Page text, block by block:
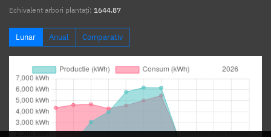
Echivalent arbori plantați: 1644.87
Lunar Anual Comparativ